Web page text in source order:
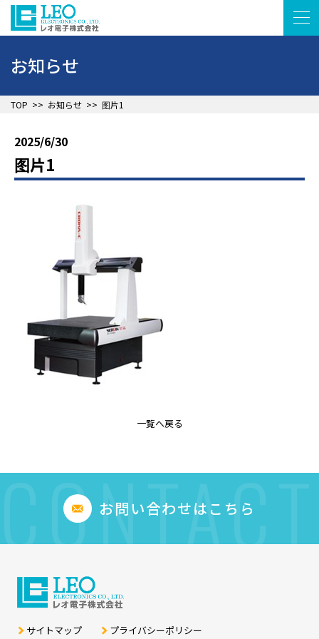
お知らせ
TOP >> お知らせ >> 图片1
2025/6/30
图片1
一覧へ戻る
お問い合わせはこちら
CONTACT
サイトマップ プライバシーポリシー